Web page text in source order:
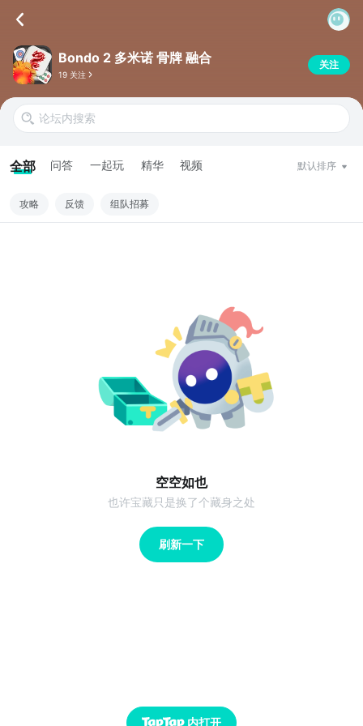
Bondo 2 多米诺 骨牌 融合
19 关注
关注
全部 问答 一起玩 精华 视频 默认排序
攻略 反馈 组队招募
空空如也
也许宝藏只是换了个藏身之处
刷新一下
内打开